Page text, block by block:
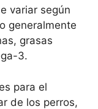
variar según
generalmente
grasas
3.
para el
de los perros,